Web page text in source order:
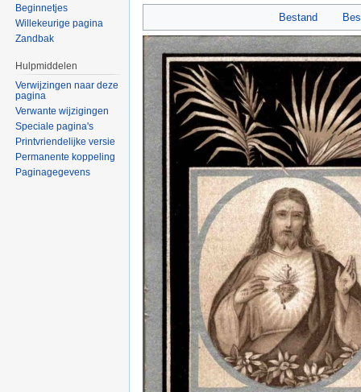
Bestand
Beginnetjes
Willekeurige pagina
Zandbak
Hulpmiddelen
Verwijzingen naar deze
pagina
Verwante wijzigingen
Speciale pagina's
Printvriendelijke versie
Permanente koppeling
Paginagegevens